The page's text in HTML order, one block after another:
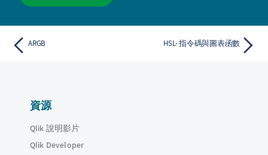
ARGB HSL- 指令碼與圖表函數
資源
Qlik 說明影片
Qlik Developer